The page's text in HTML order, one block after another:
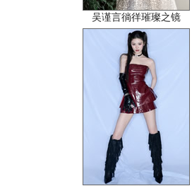
吴谨言徜徉璀璨之镜